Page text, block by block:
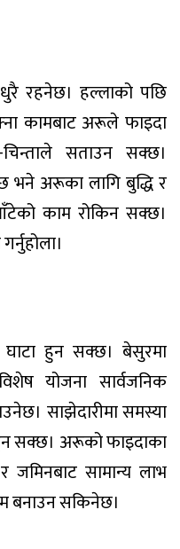
रहनेछ। हल्लाको पछि
कामबाट अरूले फाइदा
चिन्ताले सताउन सक्छ।
भने अरूका लागि बुद्धि र
काम रोकिन सक्छ।
घाटा हुन सक्छ। बेसुरमा
योजना सार्वजनिक
साझेदारीमा समस्या
सक्छ। अरूको फाइदाका
सामान्य लाभ
बनाउन सकिनेछ।